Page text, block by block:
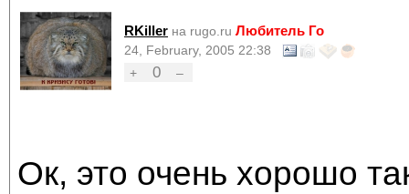
RKiller на rugo.ru Любитель Го
24, February, 2005 22:38
+
0 –
Ок, это очень хорошо